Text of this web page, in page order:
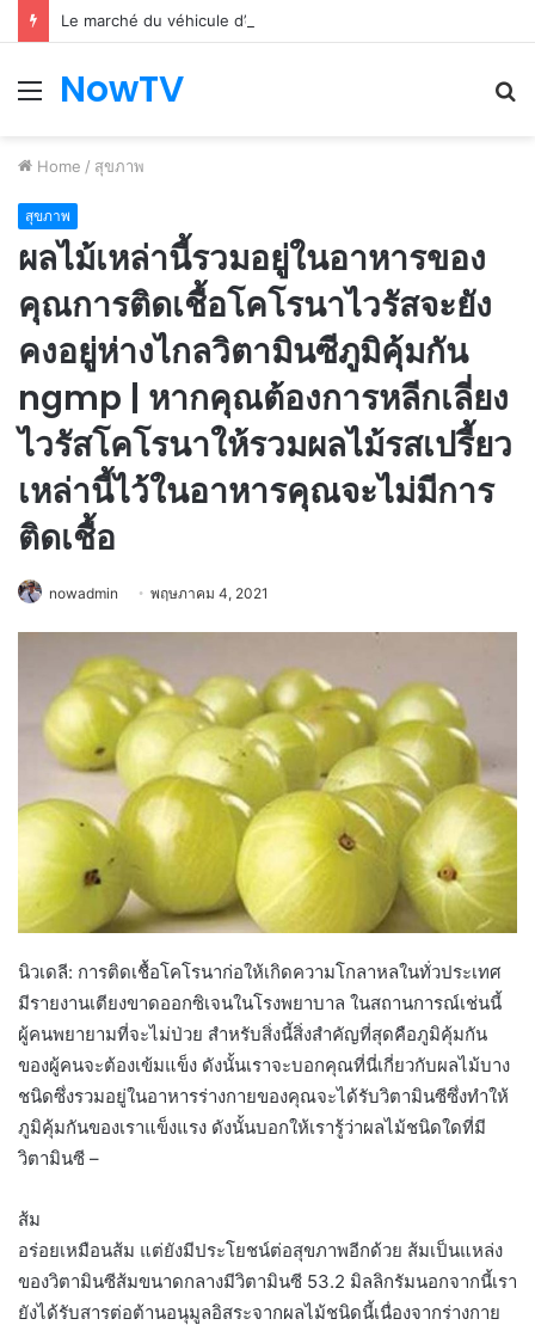
Le marché du véhicule d’occasion en plein essor
Menu
NowTV
Home / สุขภาพ
สุขภาพ
ผลไม้เหล่านี้รวมอยู่ในอาหารของ
คุณการติดเชื้อโคโรนาไวรัสจะยัง
คงอยู่ห่างไกลวิตามินซีภูมิคุ้มกัน
ngmp | หากคุณต้องการหลีกเลี่ยง
ไวรัสโคโรนาให้รวมผลไม้รสเปรี้ยว
เหล่านี้ไว้ในอาหารคุณจะไม่มีการ
ติดเชื้อ
nowadmin พฤษภาคม 4, 2021
นิวเดลี: การติดเชื้อโคโรนาก่อให้เกิดความโกลาหลในทั่วประเทศ
มีรายงานเตียงขาดออกซิเจนในโรงพยาบาล ในสถานการณ์เช่นนี้
ผู้คนพยายามที่จะไม่ป่วย สำหรับสิ่งนี้สิ่งสำคัญที่สุดคือภูมิคุ้มกัน
ของผู้คนจะต้องเข้มแข็ง ดังนั้นเราจะบอกคุณที่นี่เกี่ยวกับผลไม้บาง
ชนิดซึ่งรวมอยู่ในอาหารร่างกายของคุณจะได้รับวิตามินซีซึ่งทำให้
ภูมิคุ้มกันของเราแข็งแรง ดังนั้นบอกให้เรารู้ว่าผลไม้ชนิดใดที่มี
วิตามินซี –
ส้ม
อร่อยเหมือนส้ม แต่ยังมีประโยชน์ต่อสุขภาพอีกด้วย ส้มเป็นแหล่ง
ของวิตามินซีส้มขนาดกลางมีวิตามินซี 53.2 มิลลิกรัมนอกจากนี้เรา
ยังได้รับสารต่อต้านอนุมูลอิสระจากผลไม้ชนิดนี้เนื่องจากร่างกาย